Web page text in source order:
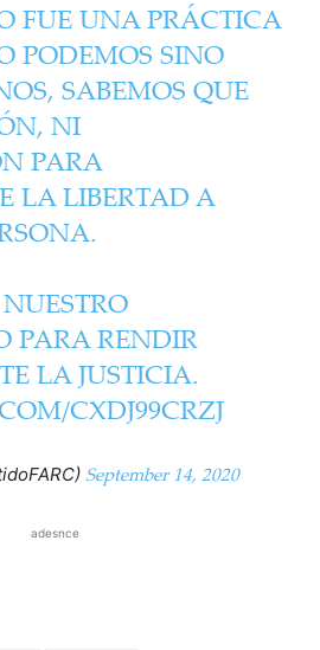
FUE UNA PRÁCTICA
PODEMOS SINO
SABEMOS QUE
NI
PARA
LA LIBERTAD A
PARA RENDIR
LA JUSTICIA.
CXDJ99CRZJ
September 14, 2020
adesnce